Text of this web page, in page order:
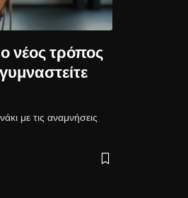
ο νέος τρόπος
με τις αναμνήσεις